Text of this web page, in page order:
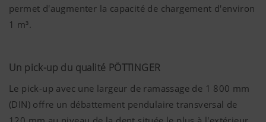
permet d'augmenter la capacité de chargement d'environ
1 m³.
Un pick-up du qualité PÖTTINGER
Le pick-up avec une largeur de ramassage de 1 800 mm
(DIN) offre un débattement pendulaire transversal de